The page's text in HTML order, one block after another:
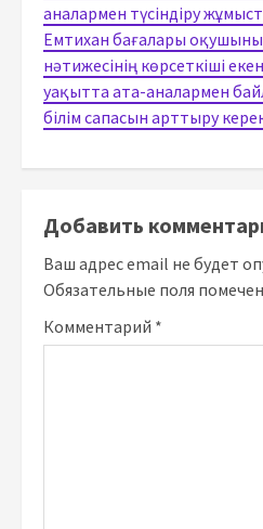
аналармен түсіндіру
Емтихан бағалары
нәтижесінің көрсеткіші
уақытта ата-аналармен
білім сапасын арттыру керек
Добавить
Ваш адрес email не будет
Обязательные поля
Комментарий *